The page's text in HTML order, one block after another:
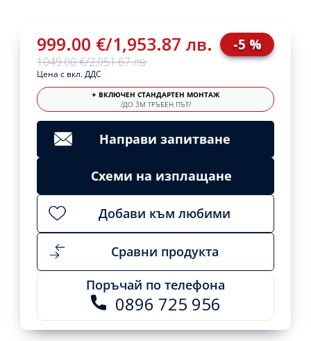
999.00 €/1,953.87 лв.
1049.00 €/2,051.67 лв.
-5 %
Цена с вкл. ДДС
+ ВКЛЮЧЕН СТАНДАРТЕН МОНТАЖ
/ДО 3М ТРЪБЕН ПЪТ/
Направи запитване
Схеми на изплащане
Добави към любими
Сравни продукта
Поръчай по телефона
0896 725 956